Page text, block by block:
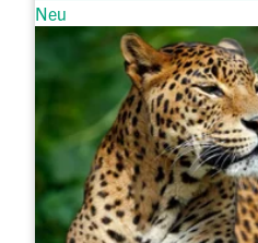
Neu